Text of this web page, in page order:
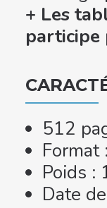
+ Les
participe
512
Poids :
Date